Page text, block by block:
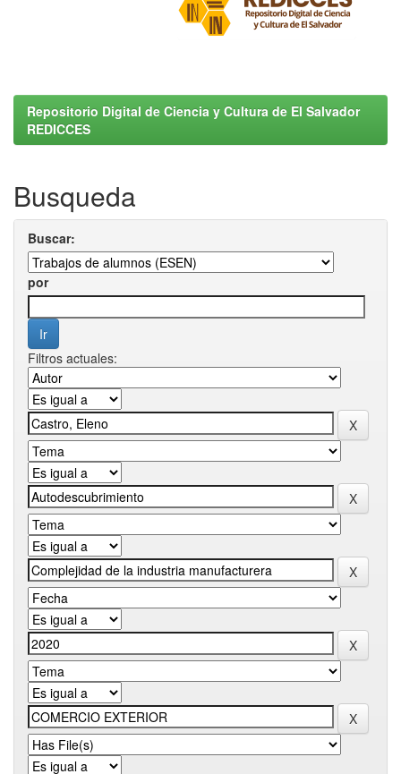
Repositorio Digital de Ciencia y Cultura de El Salvador
REDICCES
Busqueda
Buscar:
por
Filtros actuales: